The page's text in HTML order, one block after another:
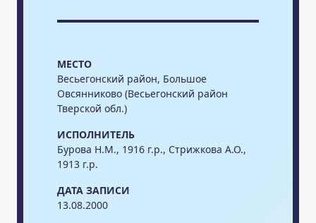
МЕСТО
Весьегонский район, Большое
Овсянниково (Весьегонский район
Тверской обл.)
ИСПОЛНИТЕЛЬ
Бурова Н.М., 1916 г.р., Стрижкова А.О.,
1913 г.р.
ДАТА ЗАПИСИ
13.08.2000